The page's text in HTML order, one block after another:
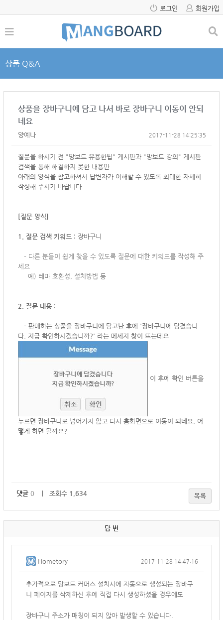
로그인 회원가입
상품 Q&A
상품을 장바구니에 담고 나서 바로 장바구니 이동이 안되
네요
양예나 2017-11-28 14:25:35
질문을 하시기 전 "망보드 유용한팁" 게시판과 "망보드 강의" 게시판
검색을 통해 해결하지 못한 내용만
아래의 양식을 참고하셔서 답변자가 이해할 수 있도록 최대한 자세히
작성해 주시기 바랍니다.
[질문 양식]
1. 질문 검색 키워드 : 장바구니
- 다른 분들이 쉽게 찾을 수 있도록 질문에 대한 키워드를 작성해 주
세요
예) 테마 호환성, 설치방법 등
2. 질문 내용 :
- 판매하는 상품을 장바구니에 담고난 후에 '장바구니에 담겼습니
다. 지금 확인하시겠습니까?' 라는 메세지 창이 뜨는데요
이 후에 확인 버튼을
누르면 장바구니로 넘어가지 않고 다시 홈화면으로 이동이 되네요. 어
떻게 하면 될까요?
댓글 0 ｜ 조회수 1,634 목록
답 변
Hometory 2017-11-28 14:47:16
추가적으로 망보드 커머스 설치시에 자동으로 생성되는 장바구
니 페이지를 삭제하신 후에 직접 다시 생성하셨을 경우에도
장바구니 주소가 매칭이 되지 않아 발생할 수 있습니다.